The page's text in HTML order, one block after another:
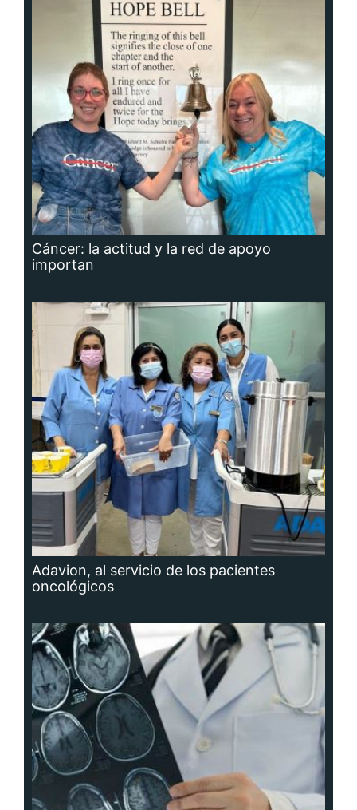
Cáncer: la actitud y la red de apoyo
importan
Adavion, al servicio de los pacientes
oncológicos